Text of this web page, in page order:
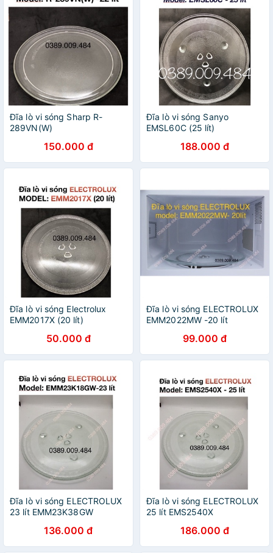
Đĩa lò vi sóng Sharp R-
289VN(W)
150.000 đ
Đĩa lò vi sóng Sanyo
EMSL60C (25 lít)
188.000 đ
Đĩa lò vi sóng Electrolux
EMM2017X (20 lít)
50.000 đ
Đĩa lò vi sóng ELECTROLUX
EMM2022MW -20 lít
99.000 đ
Đĩa lò vi sóng ELECTROLUX
23 lít EMM23K38GW
136.000 đ
Đĩa lò vi sóng ELECTROLUX
25 lít EMS2540X
186.000 đ